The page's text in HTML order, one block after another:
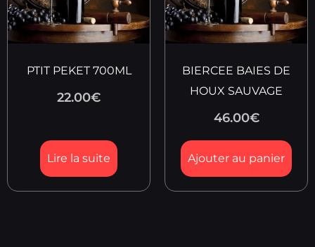
PTIT PEKET 700ML
22.00€
Lire la suite
BIERCEE BAIES DE
HOUX SAUVAGE
46.00€
Ajouter au panier